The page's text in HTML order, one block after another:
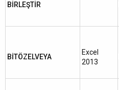
BİRLEŞTİR
BİTÖZELVEYA
Excel
2013